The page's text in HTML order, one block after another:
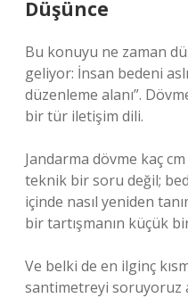
Düşünce
Bu konuyu ne zaman
geliyor: İnsan bedeni
düzenleme alanı”.
bir tür iletişim dili.
Jandarma dövme kaç
teknik bir soru değil;
içinde nasıl yeniden
bir tartışmanın küçük
Ve belki de en ilginç
santimetreyi soruyoruz